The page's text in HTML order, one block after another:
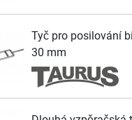
Tyč pro posilování
30 mm